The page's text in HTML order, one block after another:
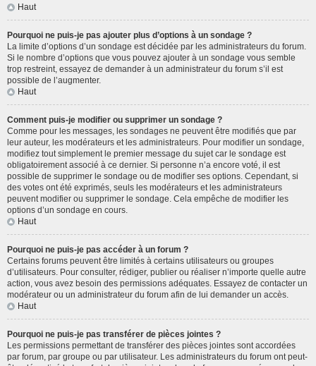
Haut
Pourquoi ne puis-je pas ajouter plus d’options à un sondage ?
La limite d’options d’un sondage est décidée par les administrateurs du forum.
Si le nombre d’options que vous pouvez ajouter à un sondage vous semble
trop restreint, essayez de demander à un administrateur du forum s’il est
possible de l’augmenter.
Haut
Comment puis-je modifier ou supprimer un sondage ?
Comme pour les messages, les sondages ne peuvent être modifiés que par
leur auteur, les modérateurs et les administrateurs. Pour modifier un sondage,
modifiez tout simplement le premier message du sujet car le sondage est
obligatoirement associé à ce dernier. Si personne n’a encore voté, il est
possible de supprimer le sondage ou de modifier ses options. Cependant, si
des votes ont été exprimés, seuls les modérateurs et les administrateurs
peuvent modifier ou supprimer le sondage. Cela empêche de modifier les
options d’un sondage en cours.
Haut
Pourquoi ne puis-je pas accéder à un forum ?
Certains forums peuvent être limités à certains utilisateurs ou groupes
d’utilisateurs. Pour consulter, rédiger, publier ou réaliser n’importe quelle autre
action, vous avez besoin des permissions adéquates. Essayez de contacter un
modérateur ou un administrateur du forum afin de lui demander un accès.
Haut
Pourquoi ne puis-je pas transférer de pièces jointes ?
Les permissions permettant de transférer des pièces jointes sont accordées
par forum, par groupe ou par utilisateur. Les administrateurs du forum ont peut-